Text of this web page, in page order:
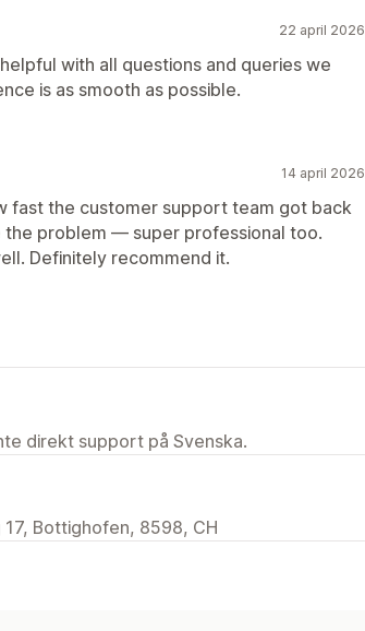
22 april 2026
with all questions and queries we
is as smooth as possible.
14 april 2026
fast the customer support team got back
problem — super professional too.
Definitely recommend it.
direkt support på Svenska.
Bottighofen, 8598, CH